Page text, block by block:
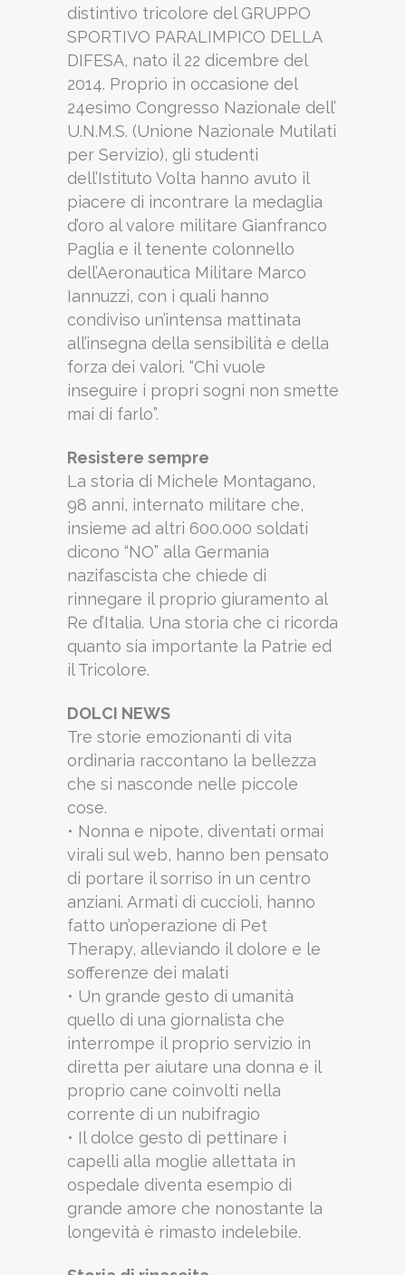
distintivo tricolore del GRUPPO
SPORTIVO PARALIMPICO DELLA
DIFESA, nato il 22 dicembre del
2014. Proprio in occasione del
24esimo Congresso Nazionale dell’
U.N.M.S. (Unione Nazionale Mutilati
per Servizio), gli studenti
dell’Istituto Volta hanno avuto il
piacere di incontrare la medaglia
d’oro al valore militare Gianfranco
Paglia e il tenente colonnello
dell’Aeronautica Militare Marco
Iannuzzi, con i quali hanno
condiviso un’intensa mattinata
all’insegna della sensibilità e della
forza dei valori. “Chi vuole
inseguire i propri sogni non smette
mai di farlo”.
Resistere sempre
La storia di Michele Montagano,
98 anni, internato militare che,
insieme ad altri 600.000 soldati
dicono “NO” alla Germania
nazifascista che chiede di
rinnegare il proprio giuramento al
Re d’Italia. Una storia che ci ricorda
quanto sia importante la Patrie ed
il Tricolore.
DOLCI NEWS
Tre storie emozionanti di vita
ordinaria raccontano la bellezza
che si nasconde nelle piccole
cose.
• Nonna e nipote, diventati ormai
virali sul web, hanno ben pensato
di portare il sorriso in un centro
anziani. Armati di cuccioli, hanno
fatto un’operazione di Pet
Therapy, alleviando il dolore e le
sofferenze dei malati
• Un grande gesto di umanità
quello di una giornalista che
interrompe il proprio servizio in
diretta per aiutare una donna e il
proprio cane coinvolti nella
corrente di un nubifragio
• Il dolce gesto di pettinare i
capelli alla moglie allettata in
ospedale diventa esempio di
grande amore che nonostante la
longevità è rimasto indelebile.